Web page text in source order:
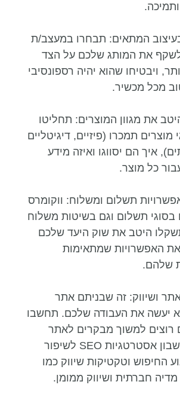
המתאים: תבחרו במעצב/ת
לשקף את המותג שלכם על הצד
ויבטיחו שהוא יהיה רספונסיבי
מכל מכשיר.
את מגוון המוצרים: תחליטו
מוצרים תמכרו (פיזיים, דיגיטליים
איך הם יסווגו ואיזה מידע
כל מוצר.
תשלום ומשלוח: ווקומרס
בסוגי תשלום וגם בשיטות משלוח
היטב את שוק היעד שלכם
האפשרויות שמתאימות
שלהם.
ושיווק: זה שבניתם אתר
יעשה את העבודה שלכם. תחשבו
רוצים למשוך מבקרים לאתר
וקחו בחשבון אסטרטגיות SEO לשיפור
החיפוש וטקטיקות שיווק כמו
מדיה חברתית ושיווק ממומן.